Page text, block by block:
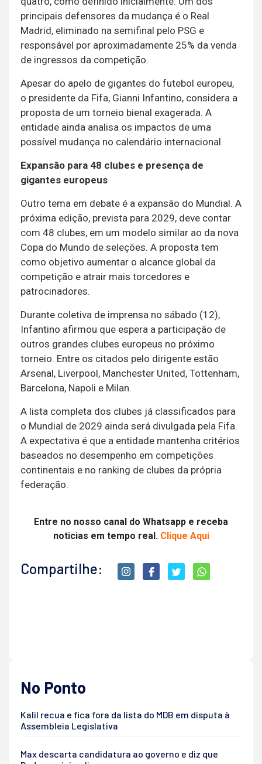
principais defensores da mudança é o Real
Madrid, eliminado na semifinal pelo PSG e
responsável por aproximadamente 25% da venda
de ingressos da competição.
Apesar do apelo de gigantes do futebol europeu,
o presidente da Fifa, Gianni Infantino, considera a
proposta de um torneio bienal exagerada. A
entidade ainda analisa os impactos de uma
possível mudança no calendário internacional.
Expansão para 48 clubes e presença de
gigantes europeus
Outro tema em debate é a expansão do Mundial. A
próxima edição, prevista para 2029, deve contar
com 48 clubes, em um modelo similar ao da nova
Copa do Mundo de seleções. A proposta tem
como objetivo aumentar o alcance global da
competição e atrair mais torcedores e
patrocinadores.
Durante coletiva de imprensa no sábado (12),
Infantino afirmou que espera a participação de
outros grandes clubes europeus no próximo
torneio. Entre os citados pelo dirigente estão
Arsenal, Liverpool, Manchester United, Tottenham,
Barcelona, Napoli e Milan.
A lista completa dos clubes já classificados para
o Mundial de 2029 ainda será divulgada pela Fifa.
A expectativa é que a entidade mantenha critérios
baseados no desempenho em competições
continentais e no ranking de clubes da própria
federação.
Entre no nosso canal do Whatsapp e receba
noticias em tempo real. Clique Aqui
Compartilhe:
No Ponto
Kalil recua e fica fora da lista do MDB em disputa à
Assembleia Legislativa
Max descarta candidatura ao governo e diz que